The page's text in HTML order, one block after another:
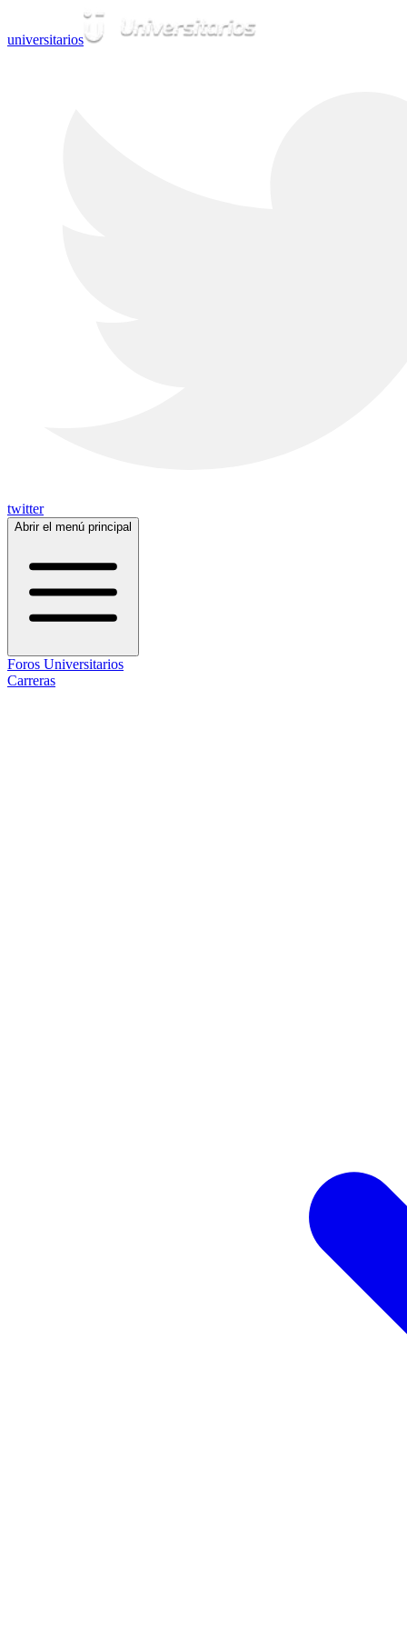
universitarios
twitter
Abrir el menú principal
Foros Universitarios
Carreras